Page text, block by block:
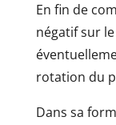
En fin de
négatif sur
rotation du
Dans sa